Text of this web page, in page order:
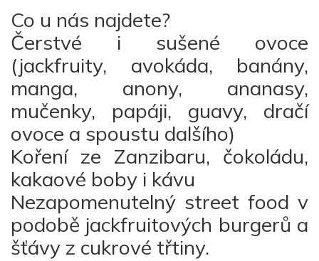
Co u nás najdete?
Čerstvé i sušené ovoce
(jackfruity, avokáda, banány,
manga, anony, ananasy,
mučenky, papáji, guavy, dračí
ovoce a spoustu dalšího)
Koření ze Zanzibaru, čokoládu,
kakaové boby i kávu
Nezapomenutelný street food v
podobě jackfruitových burgerů a
šťávy z cukrové třtiny.